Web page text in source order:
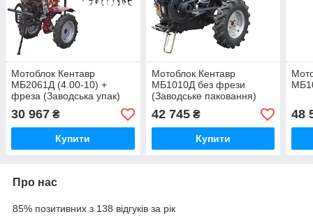
Мотоблок Кентавр
МБ2061Д (4.00-10) +
фреза (Заводська упак)
30 967 ₴
Купити
Мотоблок Кентавр
МБ1010Д без фрези
(Заводське паковання)
42 745₴
Купити
48
Про нас
85% позитивних з 138 відгуків за рік